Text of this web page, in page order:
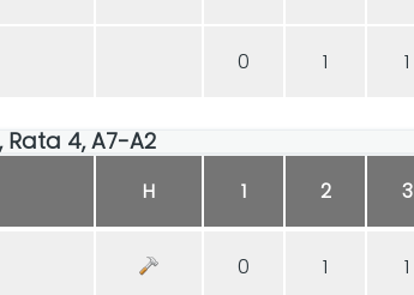
0 1 1
Rata 4, A7-A2
H 1 2 3
0 1 1